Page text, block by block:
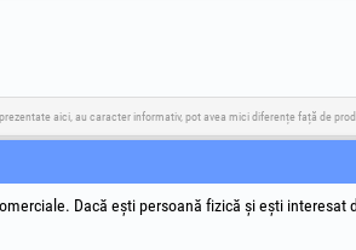
aici, au caracter informativ, pot avea mici diferențe față de
Descarcă Aplicația Soluționare
Dacă ești persoană fizică și ești interesat